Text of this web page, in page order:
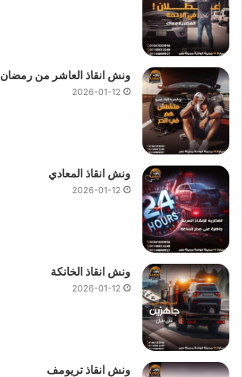
ونش انقاذ العاشر من رمضان
2026-01-12
ونش انقاذ المعادي
2026-01-12
ونش انقاذ الخانكة
2026-01-12
ونش انقاذ تريومف